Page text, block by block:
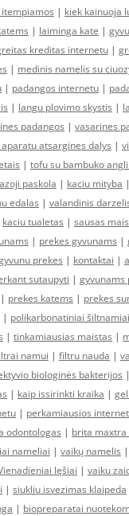
| kiek kainuoja
| laiminga kate |
kreditas internetu |
| medinis namelis su
| padangos internetu |
| langu plovimo skystis |
padangos | vasarines
aparatu atsargines dalys |
| tofu su bambuko
paskola | kaciu mityba |
edalas | valandinis
kaciu tualetas | sausas
| prekes gyvunams |
prekes | kontaktai |
sutaupyti | gyvunams
| prekes katems | prekes
| polikarbonatiniai šiltnamiai
| tinkamiausias maistas |
namui | filtru nauda |
biologinės bakterijos |
| kaip issirinkti kraika |
| perkamiausios
odontologas | brita
nameliai | vaikų namelis |
lęšiai | vaiku
| siukliu isvezimas klaipeda
| biopreparatai